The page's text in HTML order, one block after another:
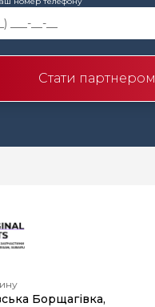
Стати партнером
Борщагівка,